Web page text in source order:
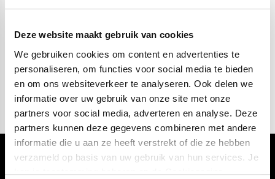
Deze website maakt gebruik van cookies
We gebruiken cookies om content en advertenties te
personaliseren, om functies voor social media te bieden
en om ons websiteverkeer te analyseren. Ook delen we
informatie over uw gebruik van onze site met onze
partners voor social media, adverteren en analyse. Deze
partners kunnen deze gegevens combineren met andere
informatie die u aan ze heeft verstrekt of die ze hebben
verzameld op basis van uw gebruik van hun services. Je
kan je toestemming beheren op de Cookiepagina.
verkoop. Kaarten koop je-HIER-online of bij de
vestigingen. Zondagmiddag vanaf 15:00 uur zijn de
kassa's geopend. Het duel tegen sc Heerenveen start
zondagmiddag om 16:30 uur.
Volg ons ook via